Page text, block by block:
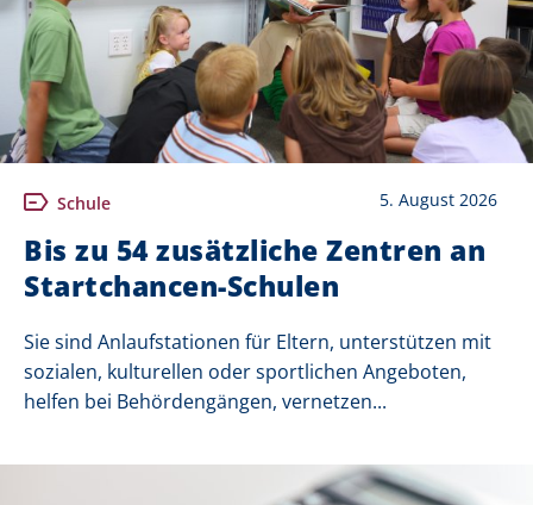
Schule 5. August 2026
Bis zu 54 zusätzliche Zentren an
Startchancen-Schulen
Sie sind Anlaufstationen für Eltern, unterstützen mit
sozialen, kulturellen oder sportlichen Angeboten,
helfen bei Behördengängen, vernetzen...